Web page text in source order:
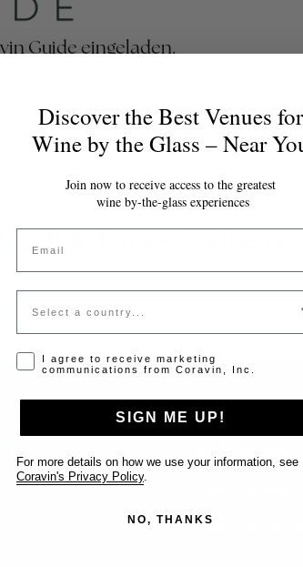
Guide eingeladen.
mit Ausschank im Glas in
die die Vielfalt und
damit Weinliebhaber für jeden
Glas finden.
AUTOMATISCH GESPEICHERT.
Token
für ein gültiges Token.
Über Coravin
Discover the Best Venues for
Wine by the Glass – Near
Join now to receive access to the greatest
wine by-the-glass experiences
Email
Country
Opt-in disclaimer
I agree to receive marketing
communications from Coravin, Inc.
SIGN ME UP!
For more details on how we use your information, see
Coravin's Privacy Policy
NO, THANKS